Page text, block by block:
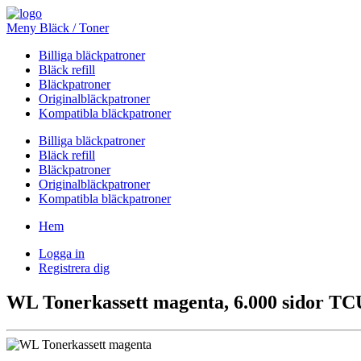
Meny Bläck / Toner
Billiga bläckpatroner
Bläck refill
Bläckpatroner
Originalbläckpatroner
Kompatibla bläckpatroner
Billiga bläckpatroner
Bläck refill
Bläckpatroner
Originalbläckpatroner
Kompatibla bläckpatroner
Hem
Logga in
Registrera dig
WL Tonerkassett magenta, 6.000 sidor